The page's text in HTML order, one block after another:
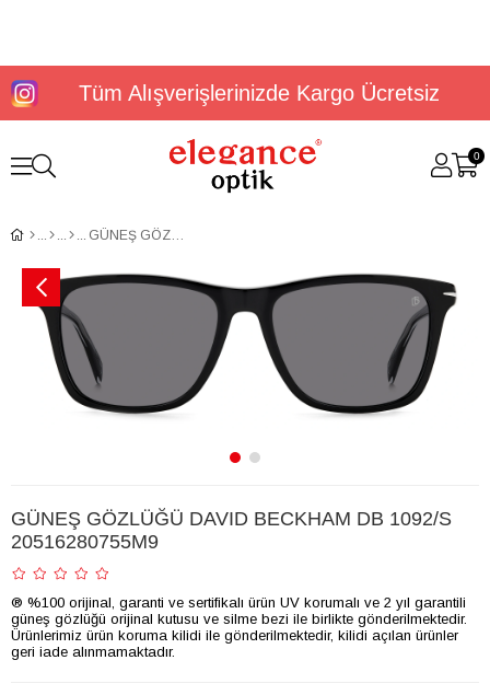
Tüm Alışverişlerinizde Kargo Ücretsiz
0
GÜNEŞ GÖZLÜĞÜ DAVID BECKHAM DB 1092/S 20516280755M9
GÜNEŞ GÖZLÜĞÜ DAVID BECKHAM DB 1092/S
20516280755M9
® %100 orijinal, garanti ve sertifikalı ürün UV korumalı ve 2 yıl garantili
güneş gözlüğü orijinal kutusu ve silme bezi ile birlikte gönderilmektedir.
Ürünlerimiz ürün koruma kilidi ile gönderilmektedir, kilidi açılan ürünler
geri iade alınmamaktadır.